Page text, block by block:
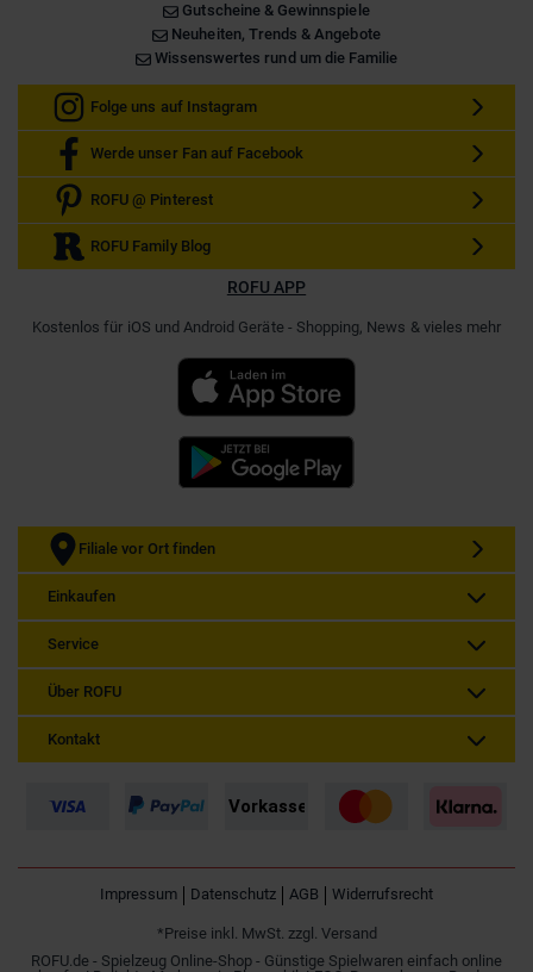
Gutscheine & Gewinnspiele
Neuheiten, Trends & Angebote
Wissenswertes rund um die Familie
Folge uns auf Instagram
Werde unser Fan auf Facebook
ROFU @ Pinterest
ROFU Family Blog
ROFU APP
Kostenlos für iOS und Android Geräte - Shopping, News & vieles mehr
Filiale vor Ort finden
Einkaufen
Service
Über ROFU
Kontakt
Impressum Datenschutz AGB Widerrufsrecht
*Preise inkl. MwSt. zzgl. Versand
ROFU.de - Spielzeug Online-Shop - Günstige Spielwaren einfach online